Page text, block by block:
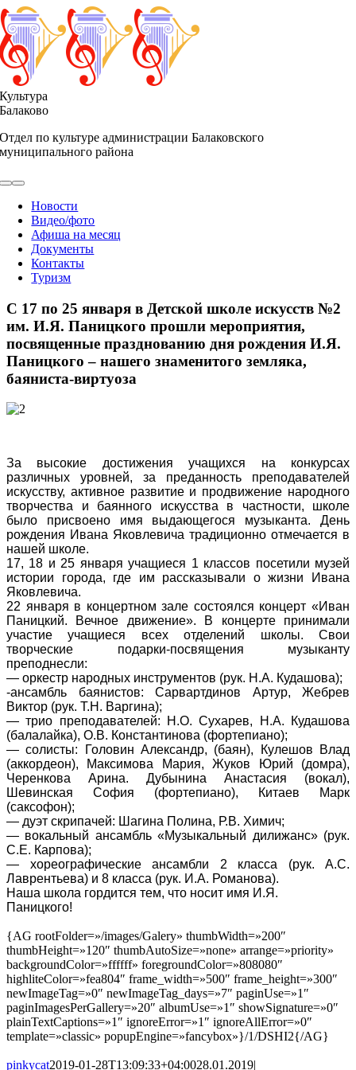
Skip
to
content
Культура
Балаково
Отдел по культуре администрации Балаковского
муниципального района
Toggle
NavigationНовости
Видео/фото
Афиша на месяц
Документы
Контакты
Туризм
С 17 по 25 января в Детской школе искусств №2
им. И.Я. Паницкого прошли мероприятия,
посвященные празднованию дня рождения И.Я.
Паницкого – нашего знаменитого земляка,
баяниста-виртуоза
За высокие достижения учащихся на конкурсах
различных уровней, за преданность преподавателей
искусству, активное развитие и продвижение народного
творчества и баянного искусства в частности, школе
было присвоено имя выдающегося музыканта. День
рождения Ивана Яковлевича традиционно отмечается в
нашей школе.
17, 18 и 25 января учащиеся 1 классов посетили музей
истории города, где им рассказывали о жизни Ивана
Яковлевича.
22 января в концертном зале состоялся концерт «Иван
Паницкий. Вечное движение». В концерте принимали
участие учащиеся всех отделений школы. Свои
творческие подарки-посвящения музыканту
преподнесли:
— оркестр народных инструментов (рук. Н.А. Кудашова);
-ансамбль баянистов: Сарвартдинов Артур, Жебрев
Виктор (рук. Т.Н. Варгина);
— трио преподавателей: Н.О. Сухарев, Н.А. Кудашова
(балалайка), О.В. Константинова (фортепиано);
— солисты: Головин Александр, (баян), Кулешов Влад
(аккордеон), Максимова Мария, Жуков Юрий (домра),
Черенкова Арина. Дубынина Анастасия (вокал),
Шевинская София (фортепиано), Китаев Марк
(саксофон);
— дуэт скрипачей: Шагина Полина, Р.В. Химич;
— вокальный ансамбль «Музыкальный дилижанс» (рук.
С.Е. Карпова);
— хореографические ансамбли 2 класса (рук. А.С.
Лаврентьева) и 8 класса (рук. И.А. Романова).
Наша школа гордится тем, что носит имя И.Я.
Паницкого!
{AG rootFolder=»/images/Galery» thumbWidth=»200″
thumbHeight=»120″ thumbAutoSize=»none» arrange=»priority»
backgroundColor=»ffffff» foregroundColor=»808080″
highliteColor=»fea804″ frame_width=»500″ frame_height=»300″
newImageTag=»0″ newImageTag_days=»7″ paginUse=»1″
paginImagesPerGallery=»20″ albumUse=»1″ showSignature=»0″
plainTextCaptions=»1″ ignoreError=»1″ ignoreAllError=»0″
template=»classic» popupEngine=»fancybox»}/1/DSHI2{/AG}
pinkycat2019-01-28T13:09:33+04:0028.01.2019|